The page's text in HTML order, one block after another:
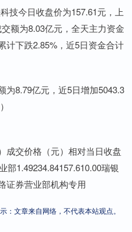
技今日收盘价为157.61元，上
额为8.03亿元，全天主力资金
计下跌2.85%，近5日资金合计
为8.79亿元，近5日增加5043.3
成交价格（元）相对当日收盘
部1.49234.84157.610.00瑞银
证券营业部机构专用
：文章来自网络，不代表本站观点。